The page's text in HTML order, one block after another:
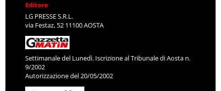
Editore
LG PRESSE S.R.L.
via Festaz, 52 11100 AOSTA
Settimanale del Lunedì. Iscrizione al Tribunale di Aosta n.
9/2002
Autorizzazione del 20/05/2002